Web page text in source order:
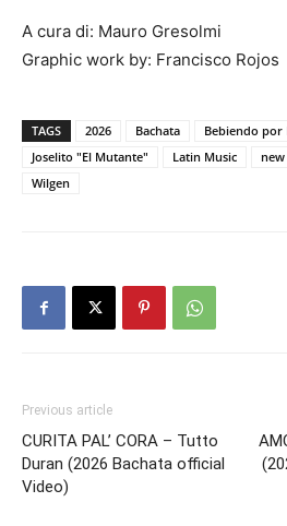
A cura di: Mauro Gresolmi
Graphic work by: Francisco Rojos
TAGS 2026 Bachata Bebiendo por
Joselito "El Mutante"
Latin Music
Wilgen
Previous article
CURITA PAL’ CORA – Tutto
Duran (2026 Bachata official
Video)